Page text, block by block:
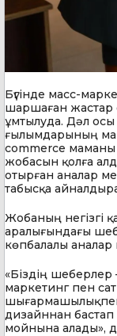
Бүгінде масс-
шаршаған жастар
ұмтылуда. Дәл осы
ғылымдарының
commerce
жобасын қолға
отырған аналар
табысқа
Жобаның негізгі
аралығындағы
көпбалалы
«Біздің шеберлер
маркетинг пен
дизайннан бастап
мойнына алады»,